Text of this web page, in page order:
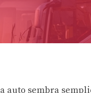
auto sembra